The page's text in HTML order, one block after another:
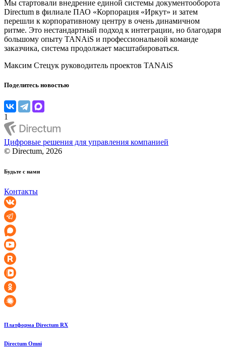
Мы стартовали внедрение единой системы документооборота
Directum в филиале ПАО «Корпорация «Иркут» и затем
перешли к корпоративному центру в очень динамичном
ритме. Это нестандартный подход к интеграции, но благодаря
большому опыту TANAiS и профессиональной команде
заказчика, система продолжает масштабироваться.
Максим Стецук руководитель проектов TANAiS
Поделитесь новостью
1
Цифровые решения для управления компанией
© Directum, 2026
Будьте с нами
Контакты
Платформа Directum RX
Directum Omni